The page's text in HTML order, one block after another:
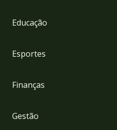
Educação
Esportes
Finanças
Gestão